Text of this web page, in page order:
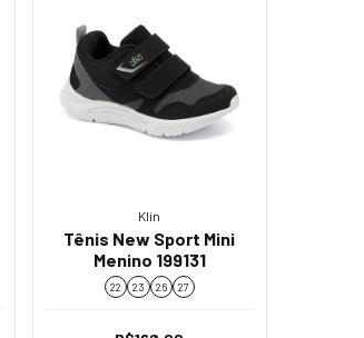
Klin
Tênis New Sport Mini
Menino 199131
22 23 26 27